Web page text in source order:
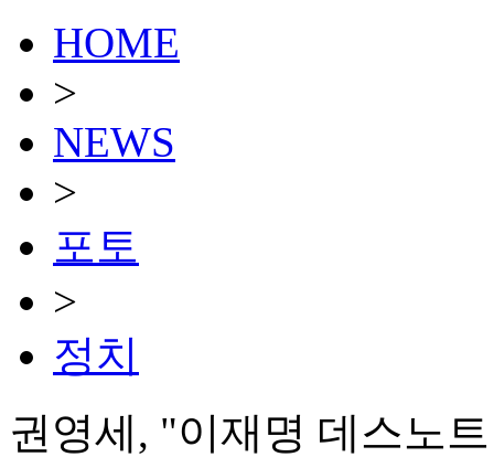
HOME
>
NEWS
>
포토
>
정치
권영세, "이재명 데스노